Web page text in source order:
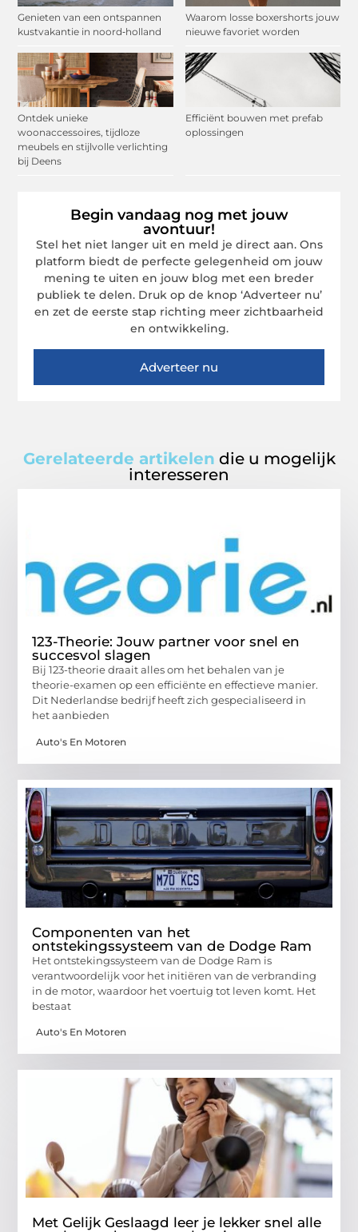
Genieten van een ontspannen
kustvakantie in noord‑holland
Waarom losse boxershorts jouw
nieuwe favoriet worden
Ontdek unieke
woonaccessoires, tijdloze
meubels en stijlvolle verlichting
bij Deens
Efficiënt bouwen met prefab
oplossingen
Begin vandaag nog met jouw
avontuur!
Stel het niet langer uit en meld je direct aan. Ons
platform biedt de perfecte gelegenheid om jouw
mening te uiten en jouw blog met een breder
publiek te delen. Druk op de knop ‘Adverteer nu’
en zet de eerste stap richting meer zichtbaarheid
en ontwikkeling.
Adverteer nu
Gerelateerde artikelen die u mogelijk
interesseren
123-Theorie: Jouw partner voor snel en
succesvol slagen
Bij 123-theorie draait alles om het behalen van je
theorie-examen op een efficiënte en effectieve manier.
Dit Nederlandse bedrijf heeft zich gespecialiseerd in
het aanbieden
Auto's En Motoren
Componenten van het
ontstekingssysteem van de Dodge Ram
Het ontstekingssysteem van de Dodge Ram is
verantwoordelijk voor het initiëren van de verbranding
in de motor, waardoor het voertuig tot leven komt. Het
bestaat
Auto's En Motoren
Met Gelijk Geslaagd leer je lekker snel alle